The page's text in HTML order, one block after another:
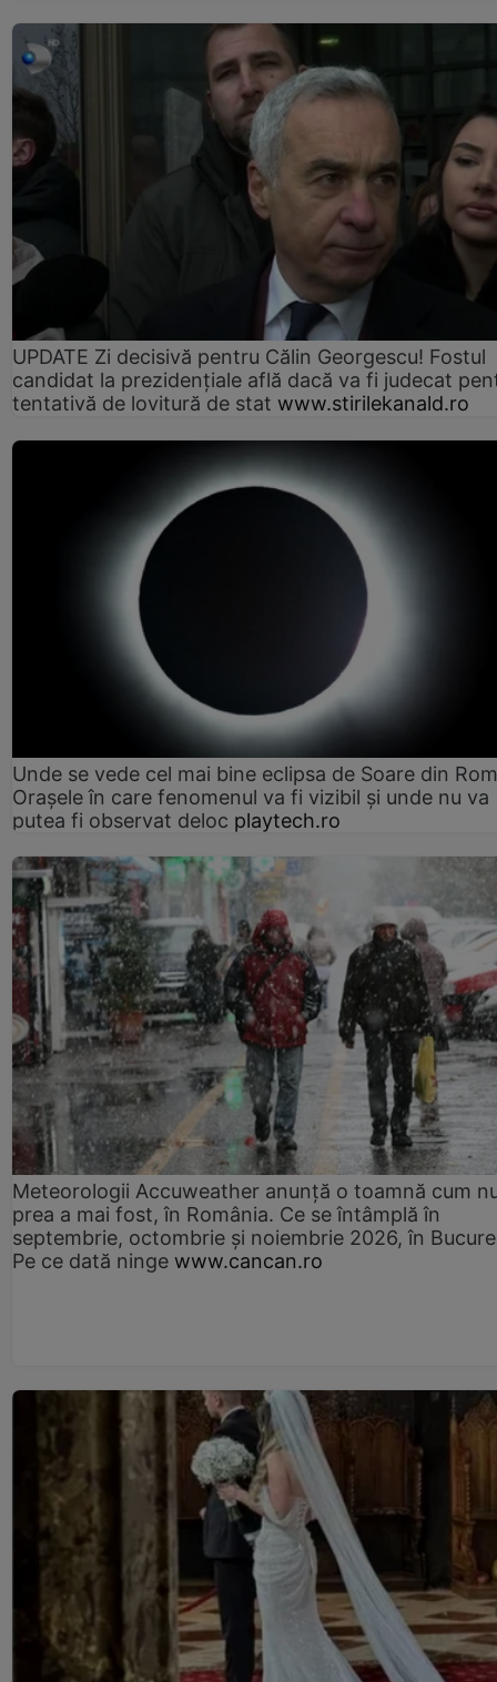
UPDATE Zi decisivă pentru Călin Georgescu! Fostul
candidat la prezidențiale află dacă va fi judecat
tentativă de lovitură de stat www.stirilekanald.ro
Unde se vede cel mai bine eclipsa de Soare din
Orașele în care fenomenul va fi vizibil și unde nu va
putea fi observat deloc playtech.ro
Meteorologii Accuweather anunță o toamnă cum
prea a mai fost, în România. Ce se întâmplă în
septembrie, octombrie și noiembrie 2026, în
Pe ce dată ninge www.cancan.ro